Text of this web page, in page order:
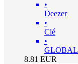
•
Deezer
•
Clé
•
GLOBAL
8.81 EUR